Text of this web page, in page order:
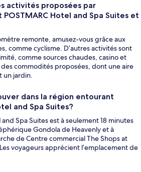
activités proposées par
POSTMARC Hotel and Spa Suites et
remonte, amusez-vous grâce aux
comme cyclisme. D’autres activités sont
comme sources chaudes, casino et
commodités proposées, dont une aire
un jardin.
dans la région entourant
and Spa Suites?
and Spa Suites est à seulement 18 minutes
Gondola de Heavenly et à
de Centre commercial The Shops at
voyageurs apprécient l’emplacement de